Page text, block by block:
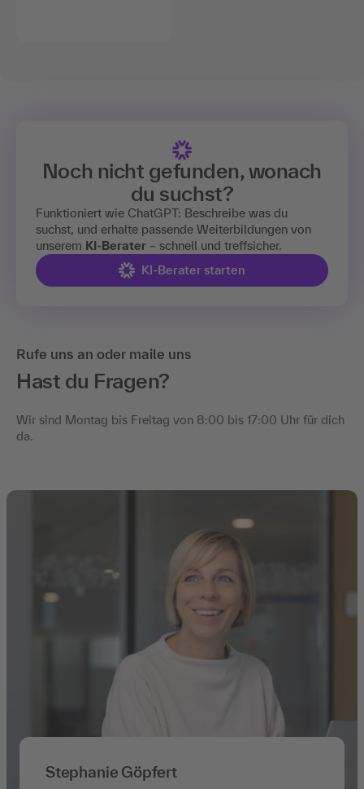
Noch nicht gefunden, wonach
du suchst?
Funktioniert wie ChatGPT: Beschreibe was du
suchst, und erhalte passende Weiterbildungen von
unserem KI-Berater – schnell und treffsicher.
KI-Berater starten
Rufe uns an oder maile uns
Hast du Fragen?
Wir sind Montag bis Freitag von 8:00 bis 17:00 Uhr für dich
da.
Stephanie Göpfert